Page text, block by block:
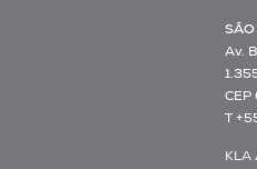
SÃO
Av.
T
KLA